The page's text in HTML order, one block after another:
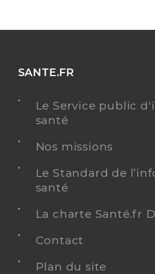
SANTE.FR
Le Service public
santé
Nos missions
Le Standard de
santé
La charte Santé.fr
Contact
Plan du site